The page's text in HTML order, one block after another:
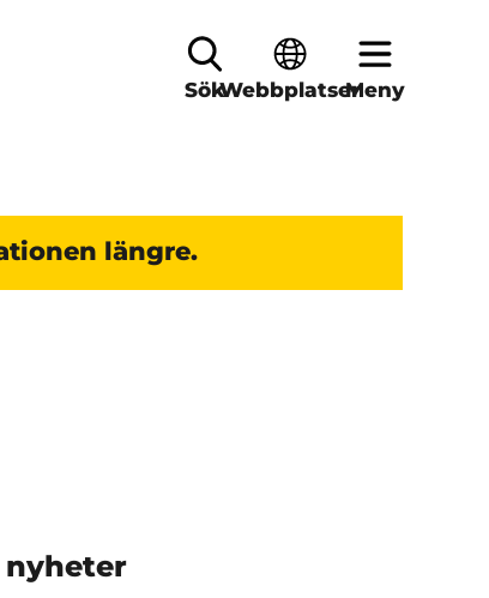
SökWebbplatserMeny
längre.
nyheter